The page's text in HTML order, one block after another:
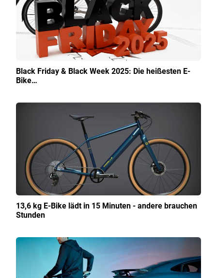
Black Friday & Black Week 2025: Die heißesten E-
Bike…
13,6 kg E-Bike lädt in 15 Minuten - andere brauchen
Stunden